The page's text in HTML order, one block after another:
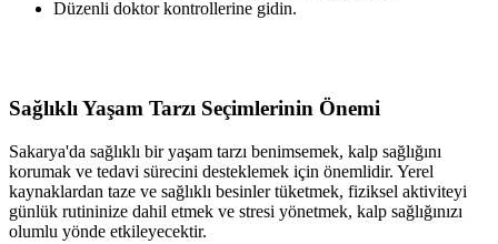
Düzenli doktor kontrollerine gidin.
Sağlıklı Yaşam Tarzı Seçimlerinin Önemi
Sakarya'da sağlıklı bir yaşam tarzı benimsemek, kalp sağlığını
korumak ve tedavi sürecini desteklemek için önemlidir. Yerel
kaynaklardan taze ve sağlıklı besinler tüketmek, fiziksel aktiviteyi
günlük rutininize dahil etmek ve stresi yönetmek, kalp sağlığınızı
olumlu yönde etkileyecektir.